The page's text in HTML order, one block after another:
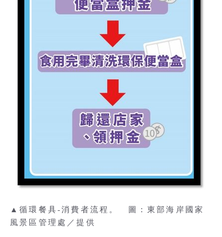
▲循環餐具-消費者流程。 圖：東部海岸國家
風景區管理處／提供